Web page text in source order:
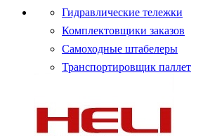
Гидравлические тележки
Комплектовщики заказов
Самоходные штабелеры
Транспортировщик паллет